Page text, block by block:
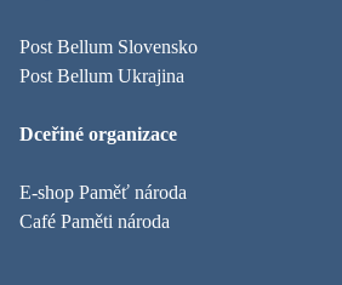
Post Bellum Slovensko
Post Bellum Ukrajina
Dceřiné organizace
E-shop Paměť národa
Café Paměti národa